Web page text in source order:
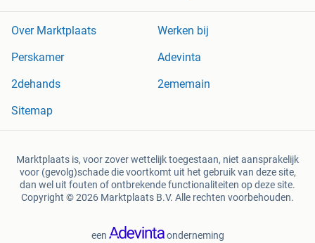
Over Marktplaats
Werken bij
Perskamer
Adevinta
2dehands
2ememain
Sitemap
Marktplaats is, voor zover wettelijk toegestaan, niet aansprakelijk
voor (gevolg)schade die voortkomt uit het gebruik van deze site,
dan wel uit fouten of ontbrekende functionaliteiten op deze site.
Copyright © 2026 Marktplaats B.V. Alle rechten voorbehouden.
een onderneming